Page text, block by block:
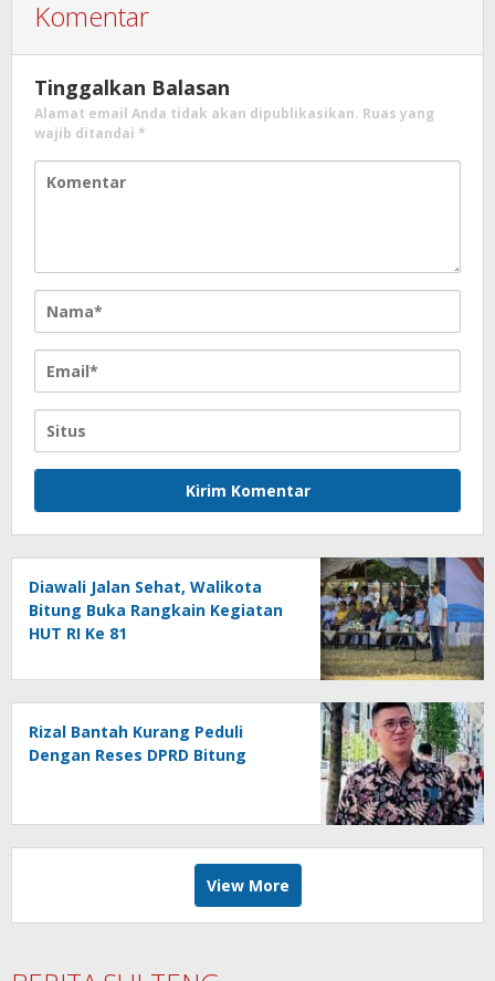
Komentar
Tinggalkan Balasan
Alamat email Anda tidak akan dipublikasikan. Ruas yang
wajib ditandai *
Diawali Jalan Sehat, Walikota
Bitung Buka Rangkain Kegiatan
HUT RI Ke 81
Rizal Bantah Kurang Peduli
Dengan Reses DPRD Bitung
View More